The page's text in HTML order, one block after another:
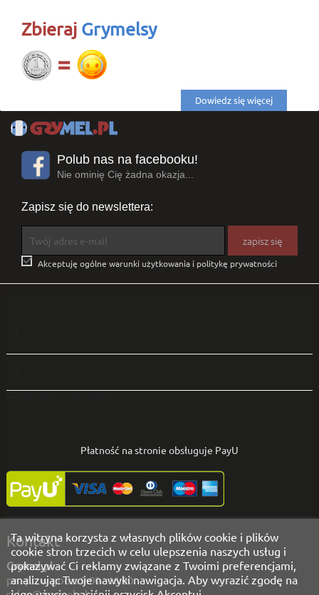
Zbieraj Grymelsy
Dowiedz się więcej
Polub nas na facebooku!
Nie ominię Cię żadna okazja...
Zapisz się do newslettera:
 Akceptuję ogólne warunki użytkowania i politykę prywatności
Ta witryna korzysta z własnych plików cookie i plików
cookie stron trzecich w celu ulepszenia naszych usług i
pokazywać Ci reklamy związane z Twoimi preferencjami,
analizując Twoje nawyki nawigacja. Aby wyrazić zgodę na
Płatność na stronie obsługuje PayU
Kontakt
Grymel.pl
pn.-pt. w godz. 9:00 - 16:00